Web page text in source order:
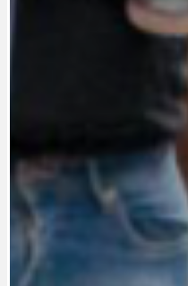
DEZINFORMACE